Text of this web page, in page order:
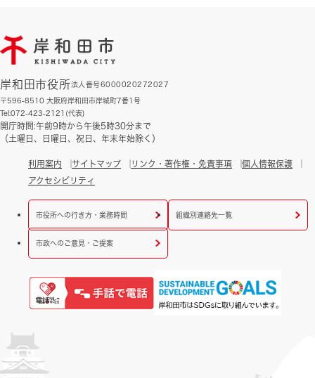
岸和田市役所法人番号6000020272027
〒596-8510 大阪府岸和田市岸城町7番1号
Tel:072-423-2121(代表)
開庁時間:午前9時から午後5時30分まで
（土曜日、日曜日、祝日、年末年始除く）
利用案内 サイトマップ リンク・著作権・免責事項
個人情報保護
アクセシビリティ
市役所への行き方・業務時間 組織別連絡先一覧
市政へのご意見・ご提案